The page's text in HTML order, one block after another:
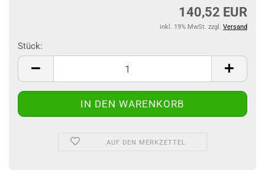
140,52 EUR
inkl. 19% MwSt. zzgl. Versand
Stück:
Stück
AUF DEN MERKZETTEL